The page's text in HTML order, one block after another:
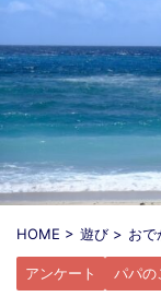
HOME > 遊び > おで
アンケート パパの